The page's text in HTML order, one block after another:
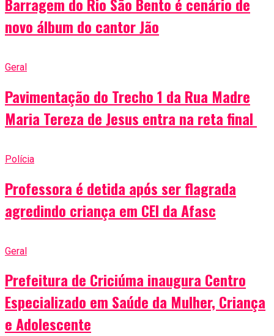
novo álbum do cantor Jão
Geral
Pavimentação do Trecho 1 da Rua Madre
Maria Tereza de Jesus entra na reta final
Polícia
Professora é detida após ser flagrada
agredindo criança em CEI da Afasc
Geral
Prefeitura de Criciúma inaugura Centro
Especializado em Saúde da Mulher, Criança
e Adolescente